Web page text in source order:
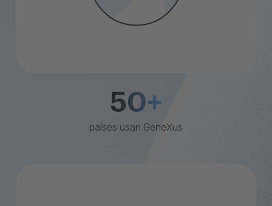
50+
países usan GeneXus